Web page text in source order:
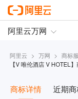
阿里云 > 万网 > 商标
【V 唯伦酒店 V HOTEL
商标详情 近期